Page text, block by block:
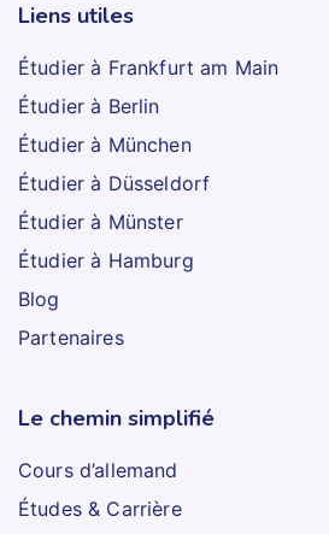
Liens utiles
Étudier à Frankfurt am Main
Étudier à Berlin
Étudier à München
Étudier à Düsseldorf
Étudier à Münster
Étudier à Hamburg
Blog
Partenaires
Le chemin simplifié
Cours d’allemand
Études & Carrière